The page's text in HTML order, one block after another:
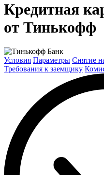
Кредитная
от Тинькофф
Условия Параметры Снятие
Требования к заемщику